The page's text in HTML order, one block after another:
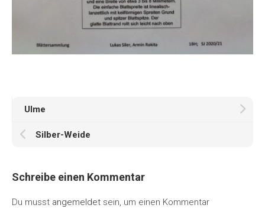
Ulme
Silber-Weide
Schreibe einen Kommentar
Du musst angemeldet sein, um einen Kommentar